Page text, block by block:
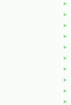
►
►
►
►
►
►
►
►
►
►